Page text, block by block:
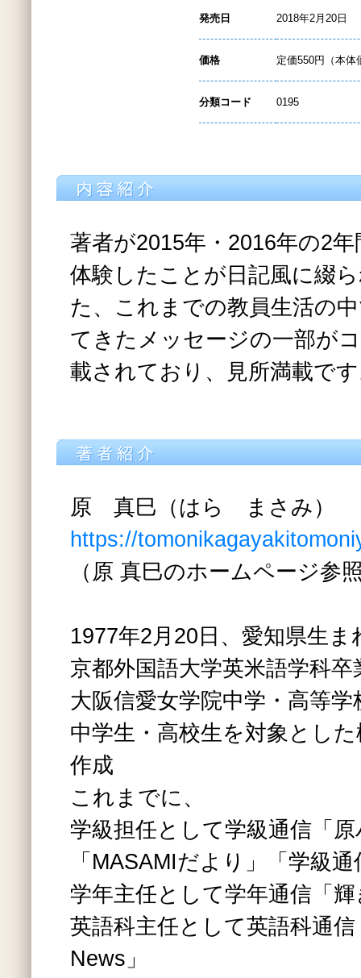
発売日 2018年2月20日
価格 定価550円（本体
分類コード 0195
著者が2015年・2016年の2
体験したことが日記風に綴
た、これまでの教員生活の
てきたメッセージの一部が
載されており、見所満載で
原 真巳（はら まさみ）
https://
（原 真巳のホームページ参
1977年2月20日、愛知県生ま
京都外国語大学英米語学科卒
大阪信愛女学院中学・高等学
中学生・高校生を対象とし
作成
これまでに、
学級担任として学級通信「
「MASAMIだより」「学級
学年主任として学年通信「輝
英語科主任として英語科通
News」